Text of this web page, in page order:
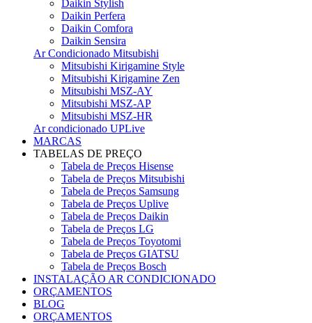
Daikin Stylish
Daikin Perfera
Daikin Comfora
Daikin Sensira
Ar Condicionado Mitsubishi
Mitsubishi Kirigamine Style
Mitsubishi Kirigamine Zen
Mitsubishi MSZ-AY
Mitsubishi MSZ-AP
Mitsubishi MSZ-HR
Ar condicionado UPLive
MARCAS
TABELAS DE PREÇO
Tabela de Preços Hisense
Tabela de Preços Mitsubishi
Tabela de Preços Samsung
Tabela de Preços Uplive
Tabela de Preços Daikin
Tabela de Preços LG
Tabela de Preços Toyotomi
Tabela de Preços GIATSU
Tabela de Preços Bosch
INSTALAÇÃO AR CONDICIONADO
ORÇAMENTOS
BLOG
ORÇAMENTOS